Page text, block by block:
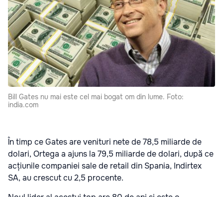
Bill Gates nu mai este cel mai bogat om din lume. Foto:
india.com
În timp ce Gates are venituri nete de 78,5 miliarde de
dolari, Ortega a ajuns la 79,5 miliarde de dolari, după ce
acțiunile companiei sale de retail din Spania, Indirtex
SA, au crescut cu 2,5 procente.